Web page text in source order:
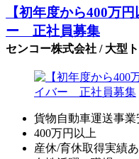
【初年度から400万
ー 正社員募集
センコー株式会社 / 大型
貨物自動車運送事業
400万円以上
産休/育休取得実績あ